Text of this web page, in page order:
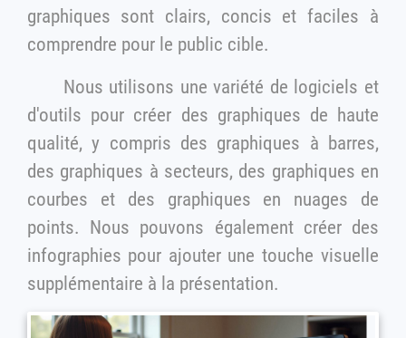
graphiques sont clairs, concis et faciles à
comprendre pour le public cible.
Nous utilisons une variété de logiciels et
d'outils pour créer des graphiques de haute
qualité, y compris des graphiques à barres,
des graphiques à secteurs, des graphiques en
courbes et des graphiques en nuages de
points. Nous pouvons également créer des
infographies pour ajouter une touche visuelle
supplémentaire à la présentation.